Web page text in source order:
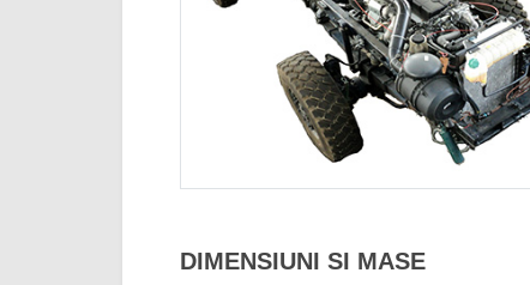
DIMENSIUNI SI MASE